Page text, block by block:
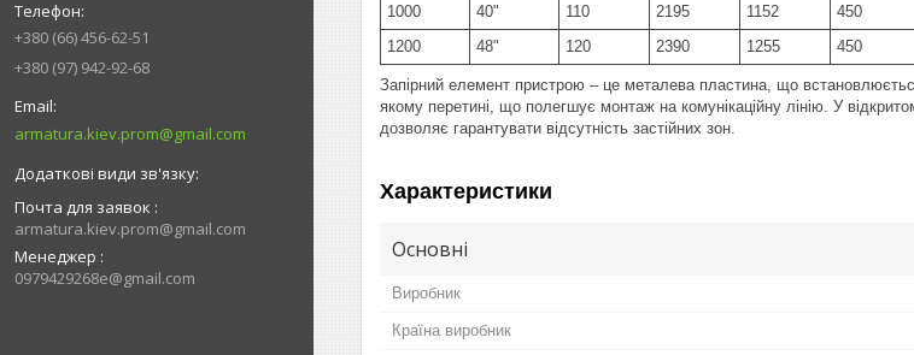
+380 (66) 456-62-51
+380 (97) 942-92-68
armatura.kiev.prom@gmail.com
Почта для заявок
armatura.kiev.prom@gmail.com
Менеджер
0979429268e@gmail.com
1000
40" 110 2195 1152 450
1200
48" 120 2390 1255 450
Запірний елемент пристрою – це металева пластина, що
якому перетині, що полегшує монтаж на комунікаційну лінію. У
дозволяє гарантувати відсутність застійних зон.
Характеристики
Основні
Виробник
Країна виробник